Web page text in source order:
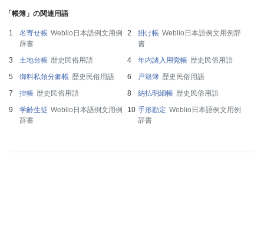
「帳簿」の関連用語
名寄せ帳 Weblio日本語例文用例
辞書
掛け帳 Weblio日本語例文用例辞
書
土地台帳 歴史民俗用語 年内諸入用覚帳 歴史民俗用語
御料私領分郷帳 歴史民俗用語 戸籍簿 歴史民俗用語
控帳 歴史民俗用語 納払明細帳 歴史民俗用語
学齢生徒 Weblio日本語例文用例
辞書
手形勘定 Weblio日本語例文用例
辞書